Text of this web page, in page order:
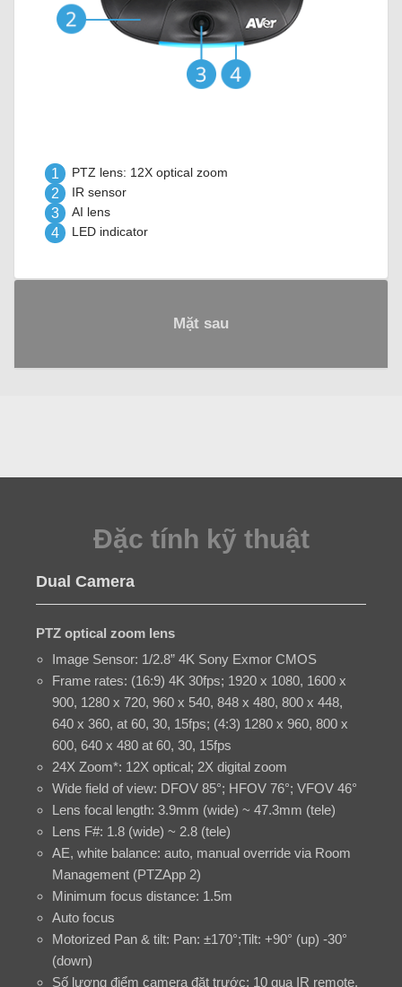
1 PTZ lens: 12X optical zoom
2 IR sensor
3 AI lens
4 LED indicator
Mặt sau
Đặc tính kỹ thuật
Dual Camera
PTZ optical zoom lens
Image Sensor: 1/2.8” 4K Sony Exmor CMOS
Frame rates: (16:9) 4K 30fps; 1920 x 1080, 1600 x
900, 1280 x 720, 960 x 540, 848 x 480, 800 x 448,
640 x 360, at 60, 30, 15fps; (4:3) 1280 x 960, 800 x
600, 640 x 480 at 60, 30, 15fps
24X Zoom*: 12X optical; 2X digital zoom
Wide field of view: DFOV 85°; HFOV 76°; VFOV 46°
Lens focal length: 3.9mm (wide) ~ 47.3mm (tele)
Lens F#: 1.8 (wide) ~ 2.8 (tele)
AE, white balance: auto, manual override via Room
Management (PTZApp 2)
Minimum focus distance: 1.5m
Auto focus
Motorized Pan & tilt: Pan: ±170°;Tilt: +90° (up) -30°
(down)
Số lượng điểm camera đặt trước: 10 qua IR remote,